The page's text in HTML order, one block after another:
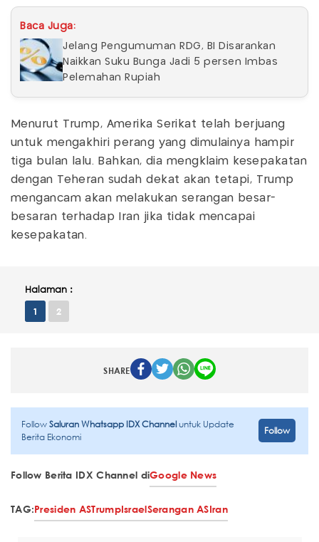
Baca Juga:
Jelang Pengumuman RDG, BI Disarankan
Naikkan Suku Bunga Jadi 5 persen Imbas
Pelemahan Rupiah
Menurut Trump, Amerika Serikat telah berjuang
untuk mengakhiri perang yang dimulainya hampir
tiga bulan lalu. Bahkan, dia mengklaim kesepakatan
dengan Teheran sudah dekat akan tetapi, Trump
mengancam akan melakukan serangan besar-
besaran terhadap Iran jika tidak mencapai
kesepakatan.
Halaman :
1 2
SHARE
FollowSaluran Whatsapp IDX Channeluntuk Update
Berita Ekonomi
Follow
Follow Berita IDX Channel diGoogle News
TAG:Presiden ASTrumpIsraelSerangan ASIran